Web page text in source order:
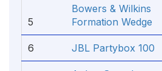
5
Bowers & Wilkins
Formation Wedge
6 JBL Partybox 100